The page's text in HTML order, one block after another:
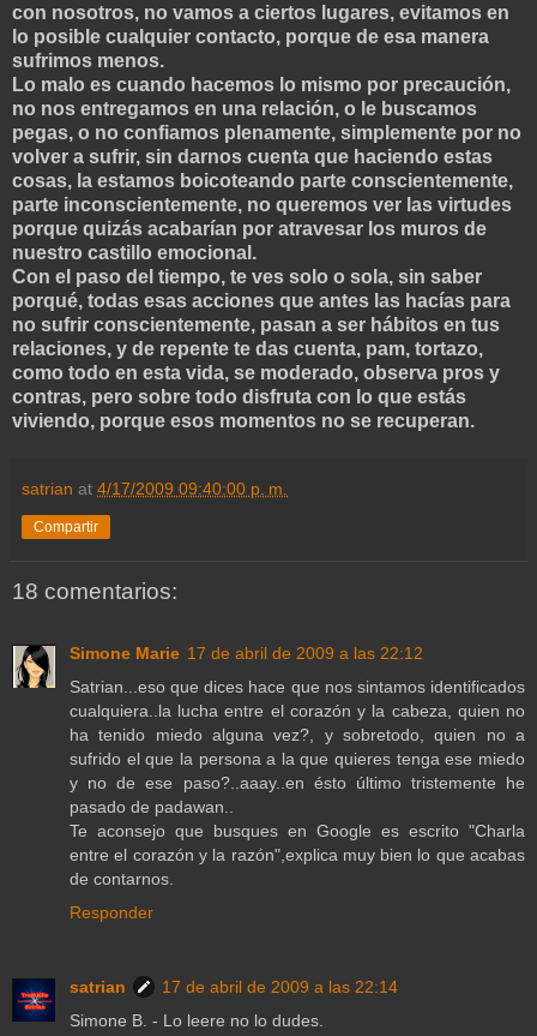
con nosotros, no vamos a ciertos lugares, evitamos en
lo posible cualquier contacto, porque de esa manera
sufrimos menos.
Lo malo es cuando hacemos lo mismo por precaución,
no nos entregamos en una relación, o le buscamos
pegas, o no confiamos plenamente, simplemente por no
volver a sufrir, sin darnos cuenta que haciendo estas
cosas, la estamos boicoteando parte conscientemente,
parte inconscientemente, no queremos ver las virtudes
porque quizás acabarían por atravesar los muros de
nuestro castillo emocional.
Con el paso del tiempo, te ves solo o sola, sin saber
porqué, todas esas acciones que antes las hacías para
no sufrir conscientemente, pasan a ser hábitos en tus
relaciones, y de repente te das cuenta, pam, tortazo,
como todo en esta vida, se moderado, observa pros y
contras, pero sobre todo disfruta con lo que estás
viviendo, porque esos momentos no se recuperan.
satrian at 4/17/2009 09:40:00 p. m.
Compartir
18 comentarios:
Simone Marie 17 de abril de 2009 a las 22:12
Satrian...eso que dices hace que nos sintamos identificados
cualquiera..la lucha entre el corazón y la cabeza, quien no
ha tenido miedo alguna vez?, y sobretodo, quien no a
sufrido el que la persona a la que quieres tenga ese miedo
y no de ese paso?..aaay..en ésto último tristemente he
pasado de padawan..
Te aconsejo que busques en Google es escrito "Charla
entre el corazón y la razón",explica muy bien lo que acabas
de contarnos.
Responder
satrian
17 de abril de 2009 a las 22:14
Simone B. - Lo leere no lo dudes.